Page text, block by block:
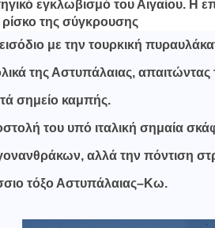
εγκλωβισμό του Αιγαίου. Η
ρίσκο της σύγκρουσης
με την τουρκική
της Αστυπάλαιας,
σημείο καμπής.
του υπό ιταλική σημαία
αλλά την πόντιση
τόξο Αστυπάλαιας–Κω.